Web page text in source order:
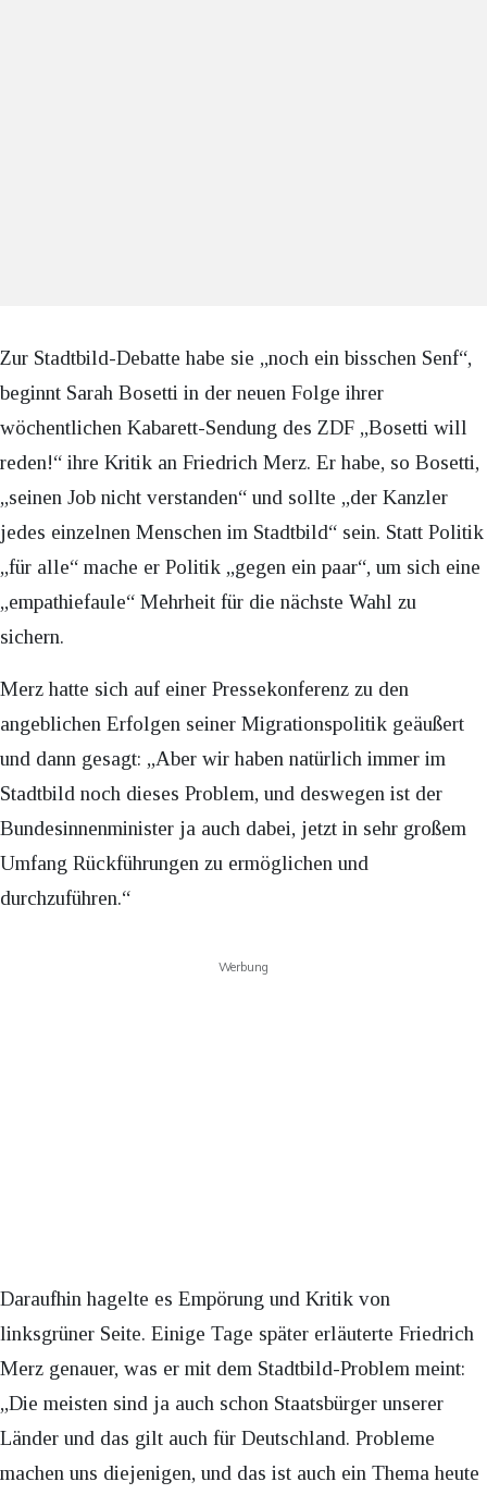
Zur Stadtbild-Debatte habe sie „noch ein bisschen Senf“,
beginnt Sarah Bosetti in der neuen Folge ihrer
wöchentlichen Kabarett-Sendung des ZDF „Bosetti will
reden!“ ihre Kritik an Friedrich Merz. Er habe, so Bosetti,
„seinen Job nicht verstanden“ und sollte „der Kanzler
jedes einzelnen Menschen im Stadtbild“ sein. Statt Politik
„für alle“ mache er Politik „gegen ein paar“, um sich eine
„empathiefaule“ Mehrheit für die nächste Wahl zu
sichern.
Merz hatte sich auf einer Pressekonferenz zu den
angeblichen Erfolgen seiner Migrationspolitik geäußert
und dann gesagt: „Aber wir haben natürlich immer im
Stadtbild noch dieses Problem, und deswegen ist der
Bundesinnenminister ja auch dabei, jetzt in sehr großem
Umfang Rückführungen zu ermöglichen und
durchzuführen.“
Werbung
Daraufhin hagelte es Empörung und Kritik von
linksgrüner Seite. Einige Tage später erläuterte Friedrich
Merz genauer, was er mit dem Stadtbild-Problem meint:
„Die meisten sind ja auch schon Staatsbürger unserer
Länder und das gilt auch für Deutschland. Probleme
machen uns diejenigen, und das ist auch ein Thema heute